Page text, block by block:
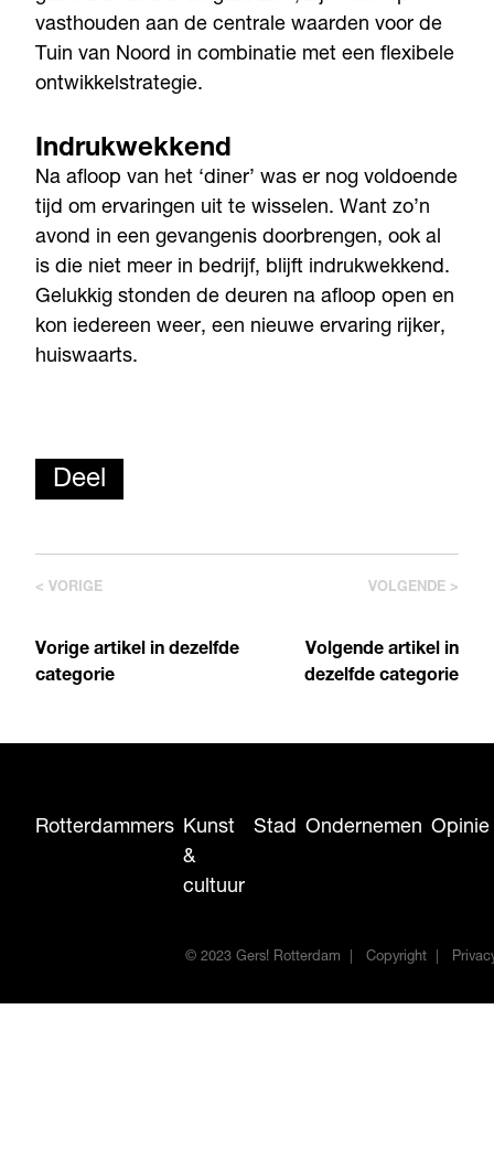
vasthouden aan de centrale waarden voor de
Tuin van Noord in combinatie met een flexibele
ontwikkelstrategie.
Indrukwekkend
Na afloop van het ‘diner’ was er nog voldoende
tijd om ervaringen uit te wisselen. Want zo’n
avond in een gevangenis doorbrengen, ook al
is die niet meer in bedrijf, blijft indrukwekkend.
Gelukkig stonden de deuren na afloop open en
kon iedereen weer, een nieuwe ervaring rijker,
huiswaarts.
Deel
< VORIGE
Vorige artikel in dezelfde
categorie
VOLGENDE >
Volgende artikel in
dezelfde categorie
Rotterdammers Kunst
&
cultuur
Stad Ondernemen Opinie
© 2023 Gers! Rotterdam Copyright